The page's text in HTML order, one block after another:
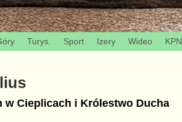
Turys. Sport Izery Wideo KPN
w Cieplicach i Królestwo Ducha